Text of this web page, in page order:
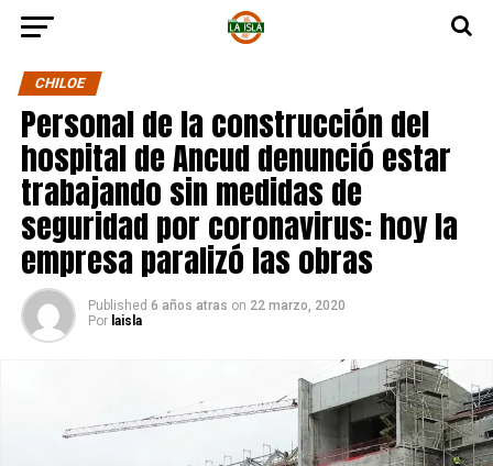
CHILOE
Personal de la construcción del
hospital de Ancud denunció estar
trabajando sin medidas de
seguridad por coronavirus: hoy la
empresa paralizó las obras
Published 6 años atras on 22 marzo, 2020
Por laisla